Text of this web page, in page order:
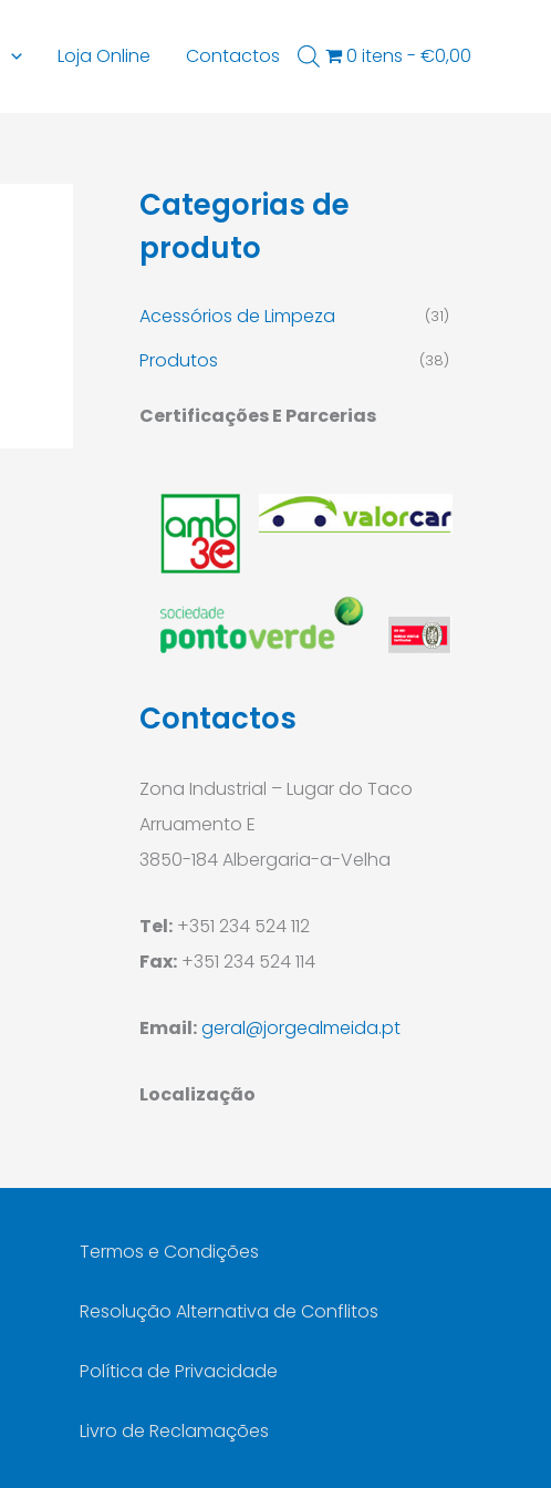
Loja Online Contactos 0 itens €0,00
Categorias de
produto
Acessórios de Limpeza (31)
Produtos (38)
Certificações E Parcerias
Contactos
Zona Industrial – Lugar do Taco
Arruamento E
3850-184 Albergaria-a-Velha
Tel: +351 234 524 112
Fax: +351 234 524 114
Email:geral@jorgealmeida.pt
Localização
Termos e Condições
Resolução Alternativa de Conflitos
Política de Privacidade
Livro de Reclamações